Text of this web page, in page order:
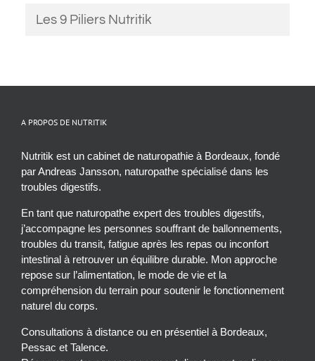
Les 9 Piliers Nutritik
A PROPOS DE NUTRITIK
Nutritik est un cabinet de naturopathie à Bordeaux, fondé
par Andreas Jansson, naturopathe spécialisé dans les
troubles digestifs.
En tant que naturopathe expert des troubles digestifs,
j’accompagne les personnes souffrant de ballonnements,
troubles du transit, fatigue après les repas ou inconfort
intestinal à retrouver un équilibre durable. Mon approche
repose sur l’alimentation, le mode de vie et la
compréhension du terrain pour soutenir le fonctionnement
naturel du corps.
Consultations à distance ou en présentiel à Bordeaux,
Pessac et Talence.